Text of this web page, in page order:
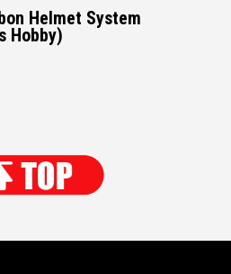
Helmet System
Hobby)